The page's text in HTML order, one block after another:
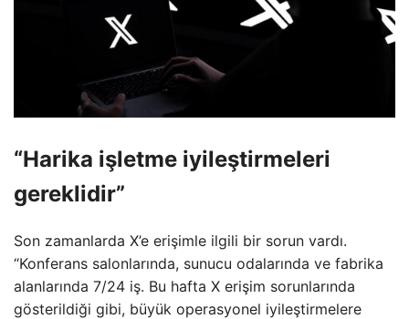
“Harika işletme iyileştirmeleri
gereklidir”
Son zamanlarda X’e erişimle ilgili bir sorun vardı.
“Konferans salonlarında, sunucu odalarında ve fabrika
alanlarında 7/24 iş. Bu hafta X erişim sorunlarında
gösterildiği gibi, büyük operasyonel iyileştirmelere